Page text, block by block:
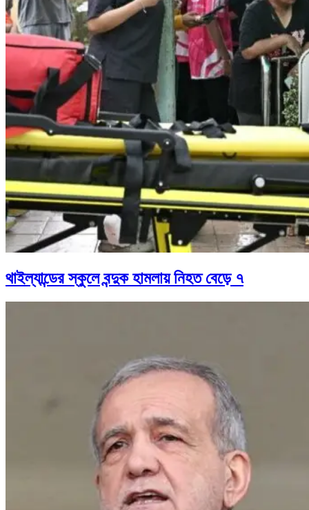
থাইল্যান্ডের স্কুলে বন্দুক হামলায় নিহত বেড়ে ৭